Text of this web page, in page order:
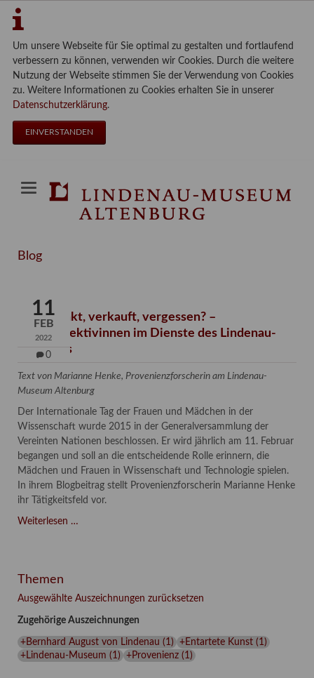
Um unsere Webseite für Sie optimal zu gestalten und fortlaufend
verbessern zu können, verwenden wir Cookies. Durch die weitere
Nutzung der Webseite stimmen Sie der Verwendung von Cookies
zu. Weitere Informationen zu Cookies erhalten Sie in unserer
Datenschutzerklärung.
EINVERSTANDEN
Blog
11
FEB
2022
0
Verschenkt, verkauft, vergessen? –
Kunstdetektivinnen im Dienste des Lindenau-
Museums
Text von Marianne Henke, Provenienzforscherin am Lindenau-
Museum Altenburg
Der Internationale Tag der Frauen und Mädchen in der
Wissenschaft wurde 2015 in der Generalversammlung der
Vereinten Nationen beschlossen. Er wird jährlich am 11. Februar
begangen und soll an die entscheidende Rolle erinnern, die
Mädchen und Frauen in Wissenschaft und Technologie spielen.
In ihrem Blogbeitrag stellt Provenienzforscherin Marianne Henke
ihr Tätigkeitsfeld vor.
Weiterlesen …
im
des
Lindenau-
Museums
Themen
Ausgewählte Auszeichnungen zurücksetzen
Zugehörige Auszeichnungen
+Bernhard August von Lindenau (1 ) +Entartete Kunst(1 )
+Lindenau-Museum (1 ) +Provenienz(1 )